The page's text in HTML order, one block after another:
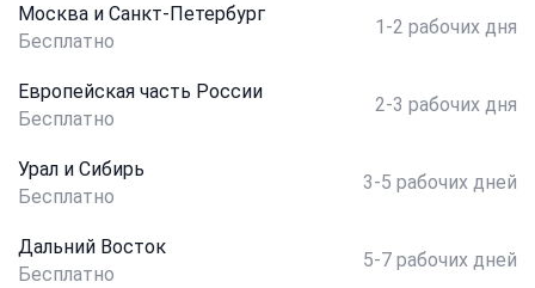
Москва и Санкт-Петербург
Бесплатно
1-2 рабочих дня
Европейская часть России
Бесплатно
2-3 рабочих дня
Урал и Сибирь
Бесплатно
3-5 рабочих дней
Дальний Восток
Бесплатно
5-7 рабочих дней